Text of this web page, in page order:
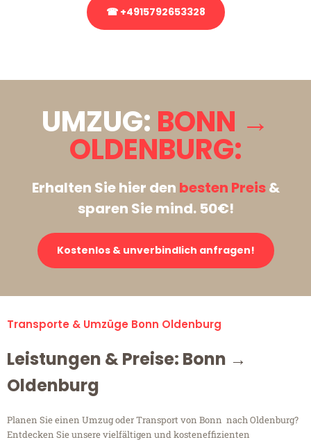
☎ +4915792653328
UMZUG: BONN →
OLDENBURG:
Erhalten Sie hier den besten Preis&
sparen Sie mind. 50€!
Kostenlos & unverbindlich anfragen!
Transporte & Umzüge Bonn Oldenburg
Leistungen & Preise: Bonn →
Oldenburg
Planen Sie einen Umzug oder Transport von Bonn nach Oldenburg?
Entdecken Sie unsere vielfältigen und kosteneffizienten